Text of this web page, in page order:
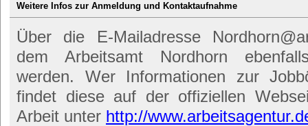
Weitere Infos zur Anmeldung und Kontaktaufnahme
Über die E-Mailadresse
dem Arbeitsamt Nordhorn
werden. Wer Informationen zur
findet diese auf der offiziellen
Arbeit unter http://